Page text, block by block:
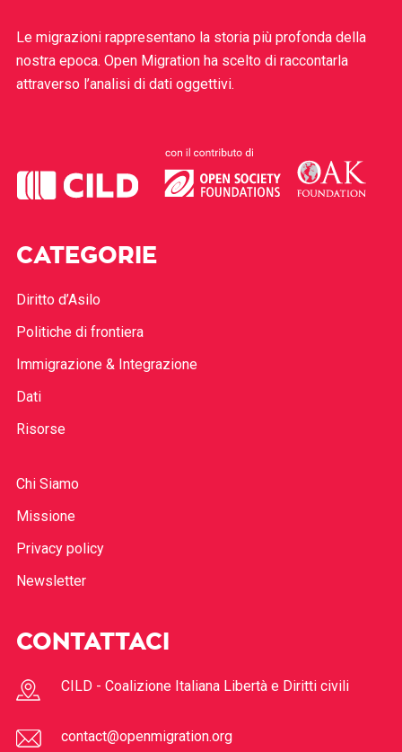
Le migrazioni rappresentano la storia più profonda della
nostra epoca. Open Migration ha scelto di raccontarla
attraverso l’analisi di dati oggettivi.
CATEGORIE
Diritto d’Asilo
Politiche di frontiera
Immigrazione & Integrazione
Dati
Risorse
Chi Siamo
Missione
Privacy policy
Newsletter
CONTATTACI
CILD - Coalizione Italiana Libertà e Diritti civili
contact@openmigration.org